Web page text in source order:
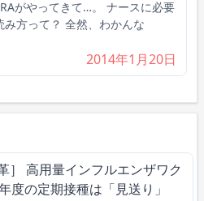
がやってきて…。 ナースに必要
み方って？ 全然、わかんな
2014年1月20日
］ 高用量インフルエンザワク
度の定期接種は「見送り」